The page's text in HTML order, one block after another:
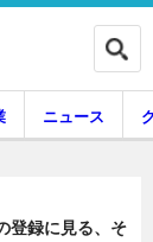
ニュース
登録に見る、そ